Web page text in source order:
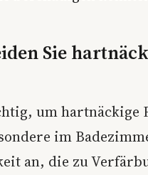
Sie
um hartnäckige
im
an, die zu